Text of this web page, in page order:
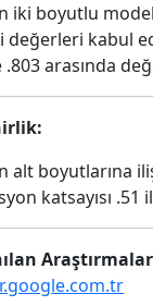
iki boyutlu
değerleri kabul
.803 arasında
alt boyutlarına
katsayısı .51
Araştırmalar